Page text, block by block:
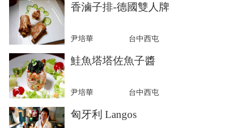
香滷子排-德國雙人牌
尹培華 台中西屯
鮭魚塔塔佐魚子醬
尹培華 台中西屯
匈牙利 Langos